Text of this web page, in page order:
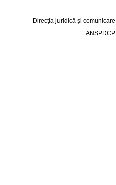
Direcția juridică și comunicare
ANSPDCP